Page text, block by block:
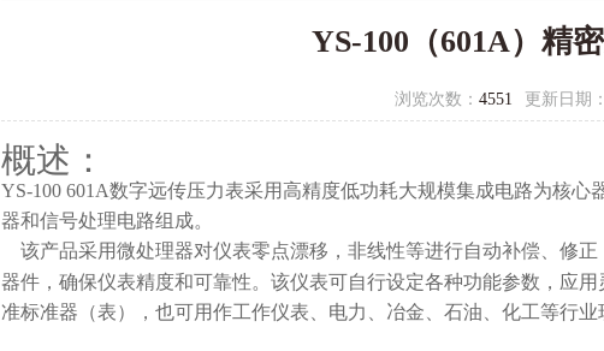
YS-100（601A）精
浏览次数： 4551 更新日期：
概述：
YS-100 601A数字远传压力表采用高精度低功耗大规模集成电路为核心
器和信号处理电路组成。
该产品采用微处理器对仪表零点漂移，非线性等进行自动补偿、修正
器件，确保仪表精度和可靠性。该仪表可自行设定各种功能参数，应
准标准器（表），也可用作工作仪表、电力、冶金、石油、化工等行业